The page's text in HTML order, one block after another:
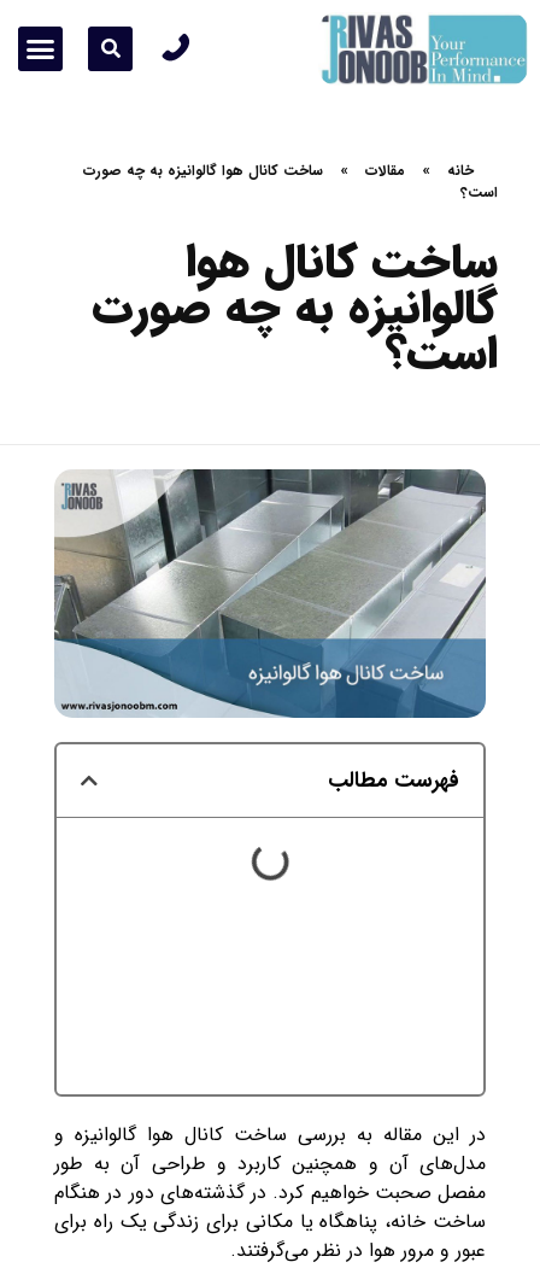
خانه » مقالات »
ساخت کانال هوا گالوانیزه به چه صورت
است؟
ساخت کانال هوا
گالوانیزه به چه صورت
است؟
فهرست مطالب
در این مقاله به بررسی ساخت کانال هوا گالوانیزه و
مدل‌های آن و همچنین کاربرد و طراحی آن به طور
مفصل صحبت خواهیم کرد. در گذشته‌های دور در هنگام
ساخت خانه، پناهگاه یا مکانی برای زندگی یک راه برای
عبور و مرور هوا در نظر می‌گرفتند.